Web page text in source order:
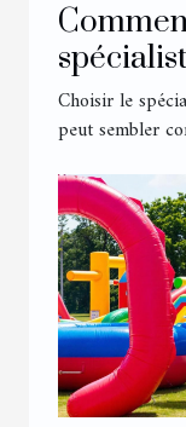
besoins ?
Choisir le
peut sembler